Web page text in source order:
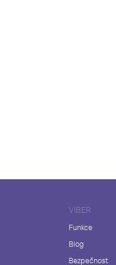
VIBER
Funkce
Blog
Bezpečnost